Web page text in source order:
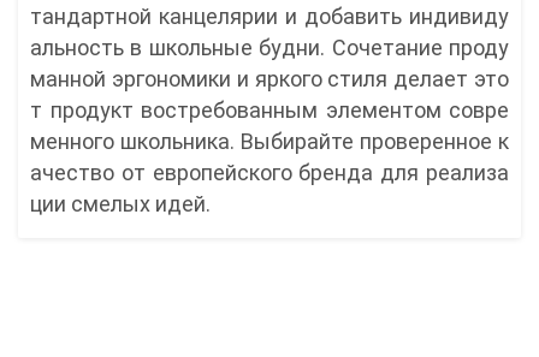
тандартной канцелярии и добавить индивиду
альность в школьные будни. Сочетание проду
манной эргономики и яркого стиля делает это
т продукт востребованным элементом совре
менного школьника. Выбирайте проверенное к
ачество от европейского бренда для реализа
ции смелых идей.